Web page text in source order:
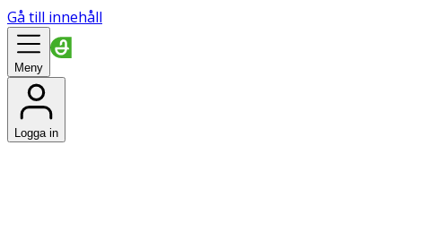
Gå till innehåll
Meny
Logga in